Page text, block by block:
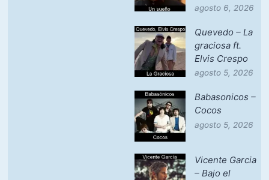
agosto 6, 2026
Quevedo – La
graciosa ft.
Elvis Crespo
agosto 5, 2026
Babasonicos –
Cocos
agosto 5, 2026
Vicente Garcia
– Bajo el